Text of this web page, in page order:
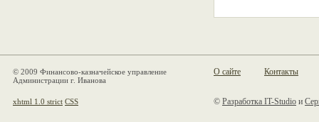
© 2009 Финансово-казначейское управление
Администрации г. Иванова
О сайте Контакты
© Разработка IT-Studio и
xhtml 1.0 strict CSS